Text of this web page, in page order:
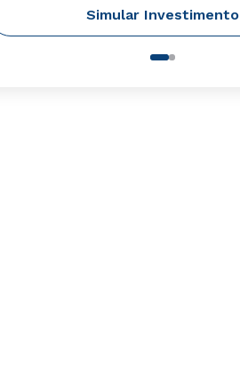
Simular Investimento